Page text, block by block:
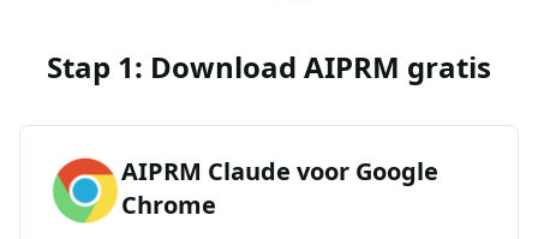
Stap 1: Download AIPRM gratis
AIPRM Claude voor Google
Chrome